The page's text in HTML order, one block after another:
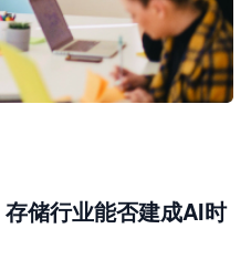
储行业能否建成AI时